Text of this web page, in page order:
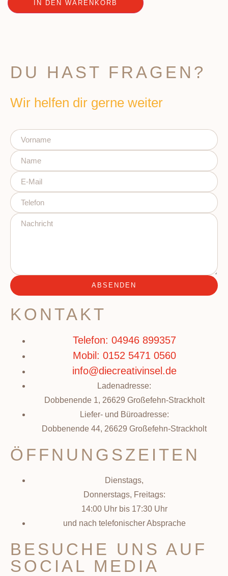
IN DEN WARENKORB
DU HAST FRAGEN?
Wir helfen dir gerne weiter
ABSENDEN
KONTAKT
Telefon: 04946 899357
Mobil: 0152 5471 0560
info@diecreativinsel.de
Ladenadresse:
Dobbenende 1, 26629 Großefehn-Strackholt
Liefer- und Büroadresse:
Dobbenende 44, 26629 Großefehn-Strackholt
ÖFFNUNGSZEITEN
Dienstags,
Donnerstags, Freitags:
14:00 Uhr bis 17:30 Uhr
und nach telefonischer Absprache
BESUCHE UNS AUF
SOCIAL MEDIA